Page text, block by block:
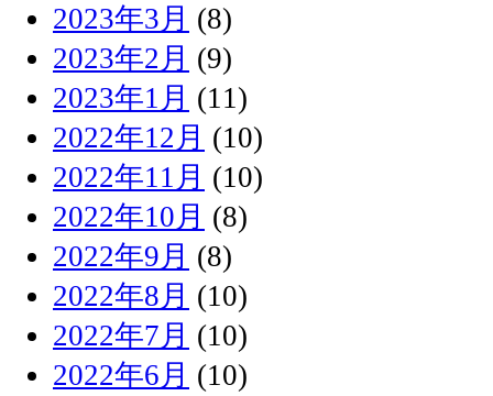
2023年3月 (8)
2023年2月 (9)
2023年1月 (11)
2022年12月 (10)
2022年11月 (10)
2022年10月 (8)
2022年9月 (8)
2022年8月 (10)
2022年7月 (10)
2022年6月 (10)